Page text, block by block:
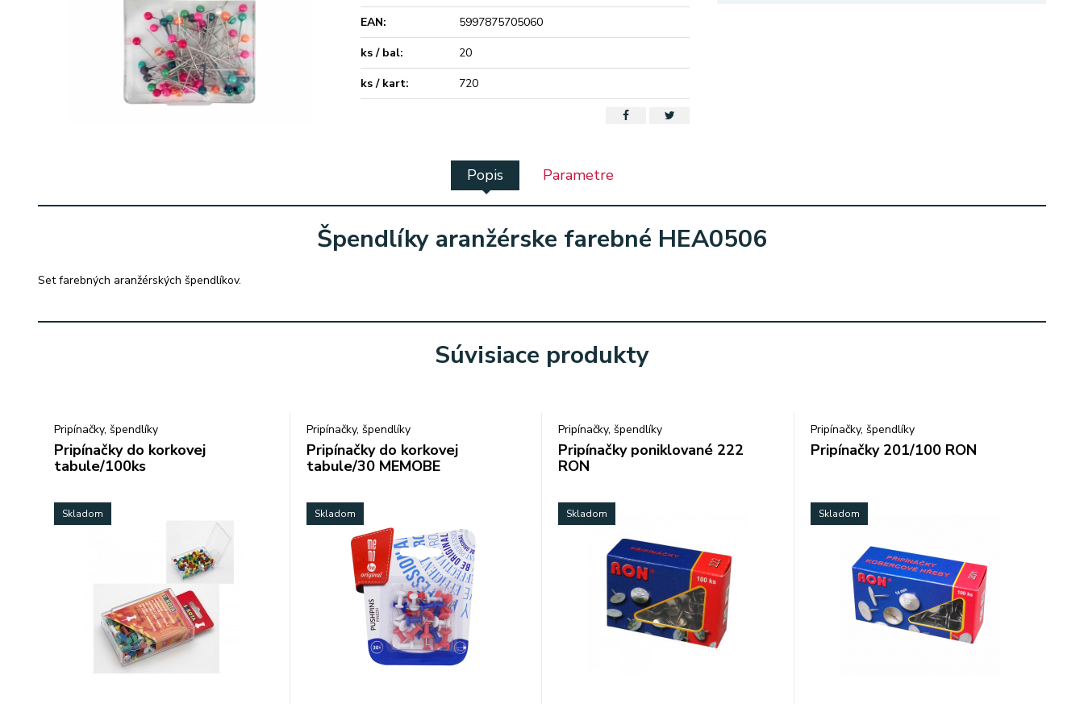
EAN:
5997875705060
ks / bal:
20
ks / kart:
720
Popis Parametre
Špendlíky aranžérske farebné HEA0506
Set farebných aranžérských špendlíkov.
Súvisiace produkty
Pripínačky, špendlíky
Pripínačky do korkovej
tabule/100ks
Skladom
Pripínačky, špendlíky
Pripínačky do korkovej
tabule/30 MEMOBE
Skladom
Pripínačky, špendlíky
Pripínačky poniklované 222
RON
Skladom
Pripínačky, špendlíky
Pripínačky 201/100 RON
Skladom